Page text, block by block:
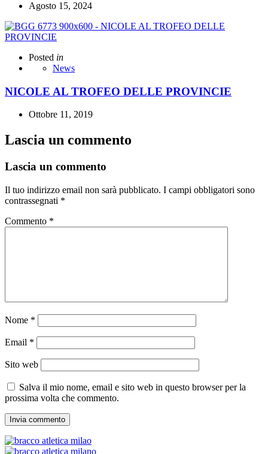
Agosto 15, 2024
Posted in
News
NICOLE AL TROFEO DELLE PROVINCIE
Ottobre 11, 2019
Lascia un commento
Lascia un commento
Il tuo indirizzo email non sarà pubblicato. I campi obbligatori sono
contrassegnati *
Commento *
Nome *
Email *
Sito web
Salva il mio nome, email e sito web in questo browser per la
prossima volta che commento.